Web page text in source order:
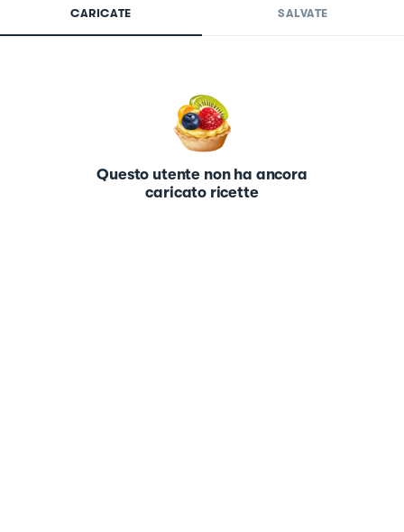
CARICATE SALVATE
Questo utente non ha ancora
caricato ricette